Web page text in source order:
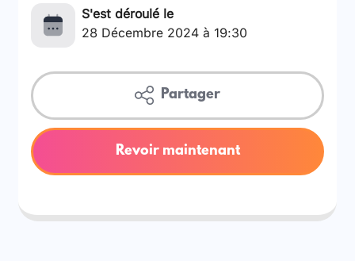
S'est déroulé le
28 Décembre 2024 à 19:30
Partager
Revoir maintenant